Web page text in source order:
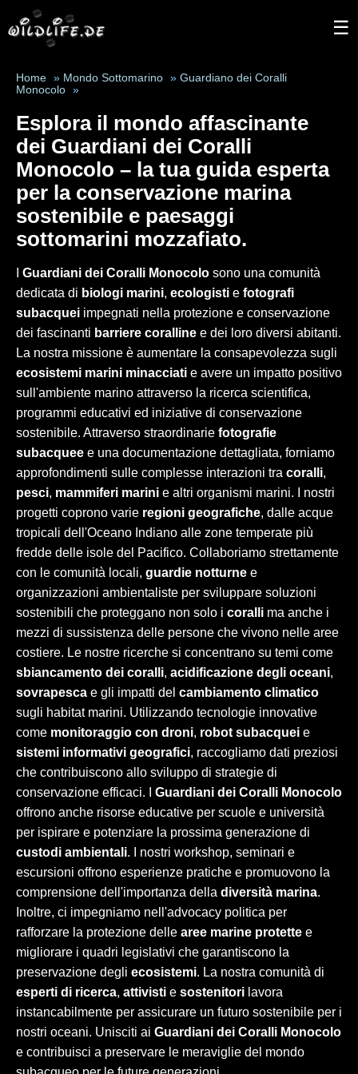
☰
Home » Mondo Sottomarino » Guardiano dei Coralli
Monocolo »
Esplora il mondo affascinante
dei Guardiani dei Coralli
Monocolo – la tua guida esperta
per la conservazione marina
sostenibile e paesaggi
sottomarini mozzafiato.
Guardiani dei Coralli Monocolo sono una comunità
dedicata di biologi marini, ecologisti e fotografi
subacquei impegnati nella protezione e conservazione
dei fascinanti barriere coralline e dei loro diversi abitanti.
La nostra missione è aumentare la consapevolezza sugli
ecosistemi marini minacciati e avere un impatto positivo
sull'ambiente marino attraverso la ricerca scientifica,
programmi educativi ed iniziative di conservazione
sostenibile. Attraverso straordinarie fotografie
subacquee e una documentazione dettagliata, forniamo
approfondimenti sulle complesse interazioni tra coralli,
pesci, mammiferi marini e altri organismi marini. I nostri
progetti coprono varie regioni geografiche, dalle acque
tropicali dell'Oceano Indiano alle zone temperate più
fredde delle isole del Pacifico. Collaboriamo strettamente
con le comunità locali, guardie notturne e
organizzazioni ambientaliste per sviluppare soluzioni
sostenibili che proteggano non solo i coralli ma anche i
mezzi di sussistenza delle persone che vivono nelle aree
costiere. Le nostre ricerche si concentrano su temi come
sbiancamento dei coralli, acidificazione degli oceani,
sovrapesca e gli impatti del cambiamento climatico
sugli habitat marini. Utilizzando tecnologie innovative
come monitoraggio con droni, robot subacquei e
sistemi informativi geografici, raccogliamo dati preziosi
che contribuiscono allo sviluppo di strategie di
conservazione efficaci. I Guardiani dei Coralli Monocolo
offrono anche risorse educative per scuole e università
per ispirare e potenziare la prossima generazione di
custodi ambientali. I nostri workshop, seminari e
escursioni offrono esperienze pratiche e promuovono la
comprensione dell'importanza della diversità marina.
Inoltre, ci impegniamo nell'advocacy politica per
rafforzare la protezione delle aree marine protette e
migliorare i quadri legislativi che garantiscono la
preservazione degli ecosistemi. La nostra comunità di
esperti di ricerca, attivisti e sostenitori lavora
instancabilmente per assicurare un futuro sostenibile per i
nostri oceani. Unisciti ai Guardiani dei Coralli Monocolo
e contribuisci a preservare le meraviglie del mondo